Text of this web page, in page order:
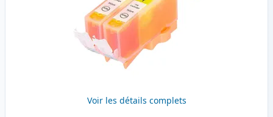
Voir les détails complets